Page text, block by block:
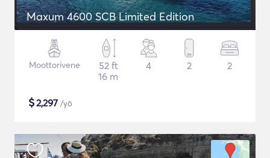
Maxum 4600 SCB Limited Edition
Moottorivene
52 ft
16 m
4 2 2
$2,297 /yö